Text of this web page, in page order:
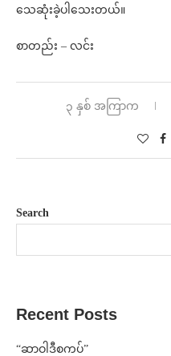
သေဆုံးခဲ့ပါသေးတယ်။
စာတည်း – လင်း
၃ နှစ် အကြာက
Search
Recent Posts
“ဆာဝါဒီစကပ်”